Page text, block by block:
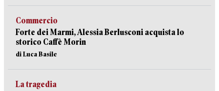
Commercio
Forte dei Marmi, Alessia Berlusconi acquista lo
storico Caffè Morin
di Luca Basile
La tragedia